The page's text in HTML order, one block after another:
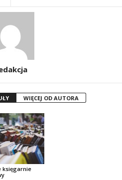
WIĘCEJ OD AUTORA
księgarnie